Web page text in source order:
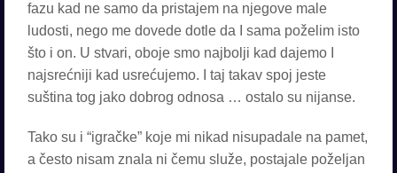
fazu kad ne samo da pristajem na njegove male
ludosti, nego me dovede dotle da I sama poželim isto
što i on. U stvari, oboje smo najbolji kad dajemo I
najsrećniji kad usrećujemo. I taj takav spoj jeste
suština tog jako dobrog odnosa … ostalo su nijanse.
Tako su i “igračke” koje mi nikad nisupadale na pamet,
a često nisam znala ni čemu služe, postajale poželjan